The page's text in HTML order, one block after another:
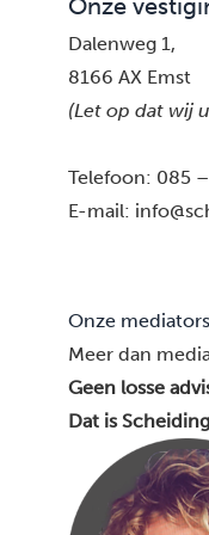
Onze
Dalenweg 1,
8166 AX Emst
(Let op dat wij
Telefoon: 085
E-mail:
Onze
Meer dan
Geen losse
Dat is